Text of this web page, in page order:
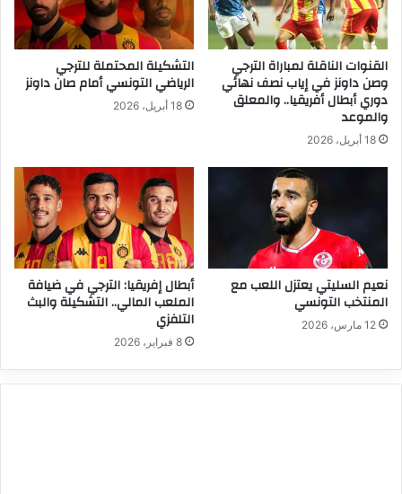
القنوات الناقلة لمباراة الترجي
وصن داونز في إياب نصف نهائي
دوري أبطال أفريقيا.. والمعلق
والموعد
18 أبريل، 2026
التشكيلة المحتملة للترجي
الرياضي التونسي أمام صان داونز
18 أبريل، 2026
نعيم السليتي يعتزل اللعب مع
المنتخب التونسي
12 مارس، 2026
أبطال إفريقيا: الترجي في ضيافة
الملعب المالي.. التشكيلة والبث
التلفزي
8 فبراير، 2026